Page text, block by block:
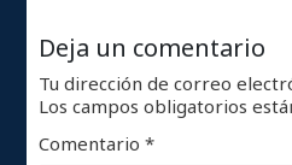
Deja un comentario
Tu dirección de correo
Los campos obligatorios
Comentario*